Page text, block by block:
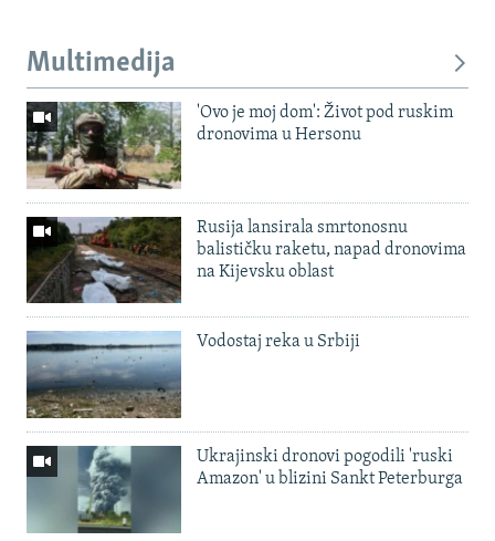
Multimedija
'Ovo je moj dom': Život pod ruskim
dronovima u Hersonu
Rusija lansirala smrtonosnu
balističku raketu, napad dronovima
na Kijevsku oblast
Vodostaj reka u Srbiji
Ukrajinski dronovi pogodili 'ruski
Amazon' u blizini Sankt Peterburga